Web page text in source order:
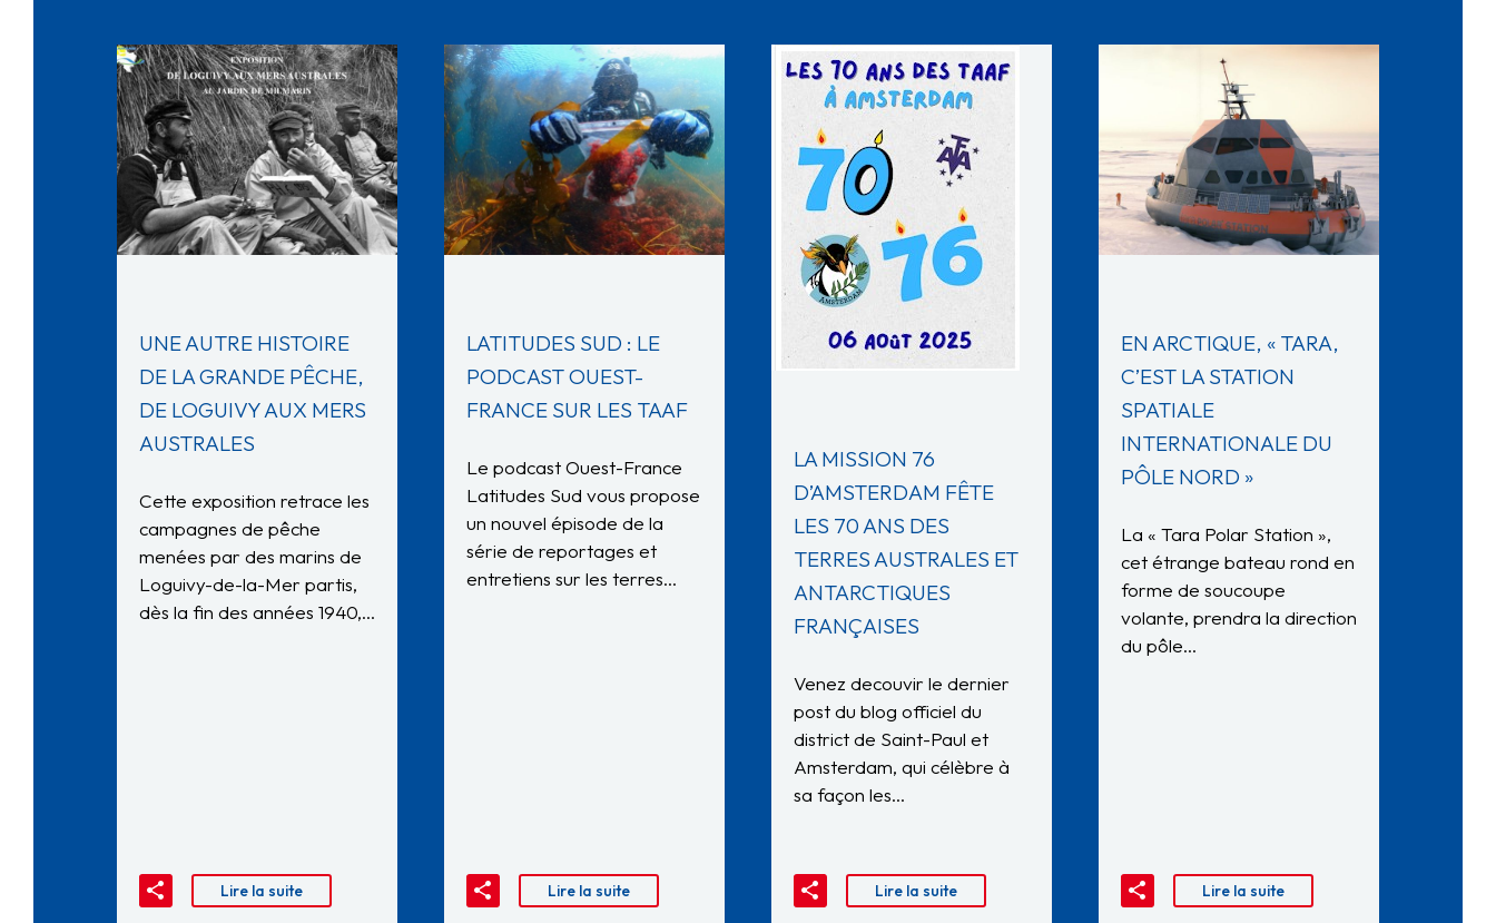
UNE AUTRE HISTOIRE
DE LA GRANDE PÊCHE,
DE LOGUIVY AUX MERS
AUSTRALES
Cette exposition retrace les
campagnes de pêche
menées par des marins de
Loguivy-de-la-Mer partis,
dès la fin des années 1940,…
Lire la suite
LATITUDES SUD : LE
PODCAST OUEST-
FRANCE SUR LES TAAF
Le podcast Ouest-France
Latitudes Sud vous propose
un nouvel épisode de la
série de reportages et
entretiens sur les terres…
Lire la suite
LA MISSION 76
D’AMSTERDAM FÊTE
LES 70 ANS DES
TERRES AUSTRALES ET
ANTARCTIQUES
FRANÇAISES
Venez decouvir le dernier
post du blog officiel du
district de Saint-Paul et
Amsterdam, qui célèbre à
sa façon les…
Lire la suite
EN ARCTIQUE, « TARA,
C’EST LA STATION
SPATIALE
INTERNATIONALE DU
PÔLE NORD »
La « Tara Polar Station »,
cet étrange bateau rond en
forme de soucoupe
volante, prendra la direction
du pôle…
Lire la suite